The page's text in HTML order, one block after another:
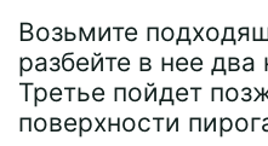
Возьмите
разбейте в нее
Третье пойдет
поверхности